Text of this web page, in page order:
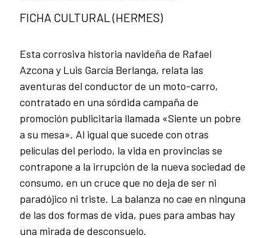
FICHA CULTURAL (HERMES)
Esta corrosiva historia navideña de Rafael
Azcona y Luis García Berlanga, relata las
aventuras del conductor de un moto-carro,
contratado en una sórdida campaña de
promoción publicitaria llamada «Siente un pobre
a su mesa». Al igual que sucede con otras
películas del periodo, la vida en provincias se
contrapone a la irrupción de la nueva sociedad de
consumo, en un cruce que no deja de ser ni
paradójico ni triste. La balanza no cae en ninguna
de las dos formas de vida, pues para ambas hay
una mirada de desconsuelo.